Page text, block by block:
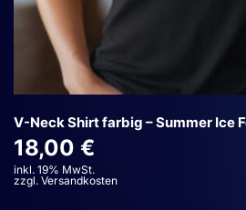
V-Neck Shirt farbig – Summer Ice
18,00 €
inkl. 19% MwSt.
zzgl. Versandkosten